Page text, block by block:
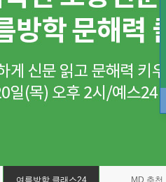
여름방학 클래스24 MD 추천